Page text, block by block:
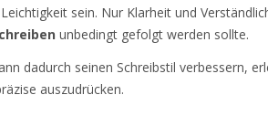
sein. Nur Klarheit und
unbedingt gefolgt werden sollte.
dadurch seinen Schreibstil verbessern,
auszudrücken.